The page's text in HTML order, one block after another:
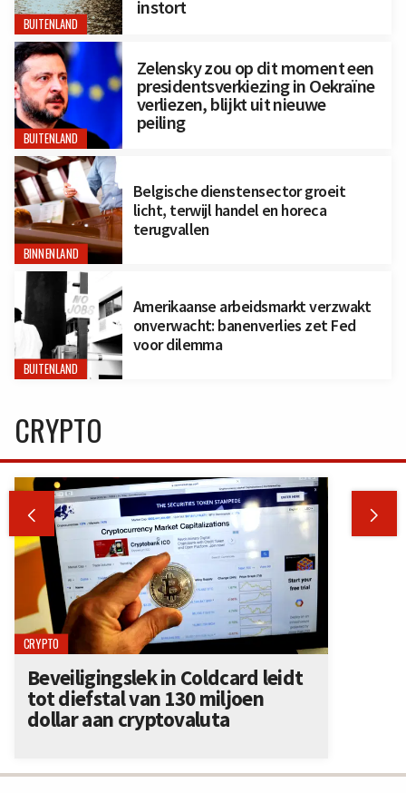
BUITENLAND
instort
BUITENLAND
Zelensky zou op dit moment een
presidentsverkiezing in Oekraïne
verliezen, blijkt uit nieuwe
peiling
BINNENLAND
Belgische dienstensector groeit
licht, terwijl handel en horeca
terugvallen
BUITENLAND
Amerikaanse arbeidsmarkt verzwakt
onverwacht: banenverlies zet Fed
voor dilemma
CRYPTO
 
CRYPTO
Beveiligingslek in Coldcard leidt
tot diefstal van 130 miljoen
dollar aan cryptovaluta